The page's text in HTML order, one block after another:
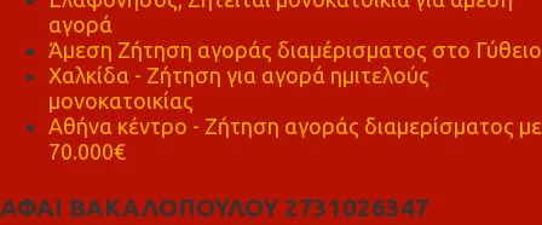
αγορά
Άμεση Ζήτηση αγοράς διαμέρισματος στο Γύθειο
Χαλκίδα - Ζήτηση για αγορά ημιτελούς
μονοκατοικίας
Αθήνα κέντρο - Ζήτηση αγοράς διαμερίσματος με
70.000€
ΑΦΑΙ ΒΑΚΑΛΟΠΟΥΛΟΥ 2731026347